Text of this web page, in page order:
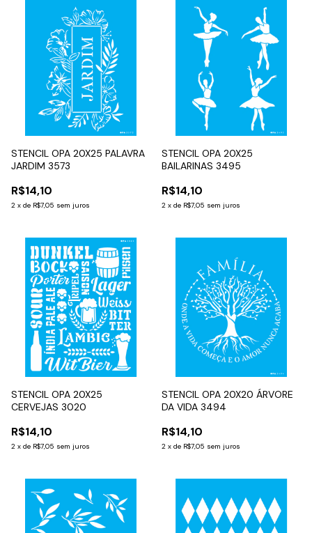
STENCIL OPA 20X25 PALAVRA
JARDIM 3573
R$14,10
2 x de R$7,05 sem juros
STENCIL OPA 20X25
BAILARINAS 3495
R$14,10
2 x de R$7,05 sem juros
STENCIL OPA 20X25
CERVEJAS 3020
R$14,10
2 x de R$7,05 sem juros
STENCIL OPA 20X20 ÁRVORE
DA VIDA 3494
R$14,10
2 x de R$7,05 sem juros